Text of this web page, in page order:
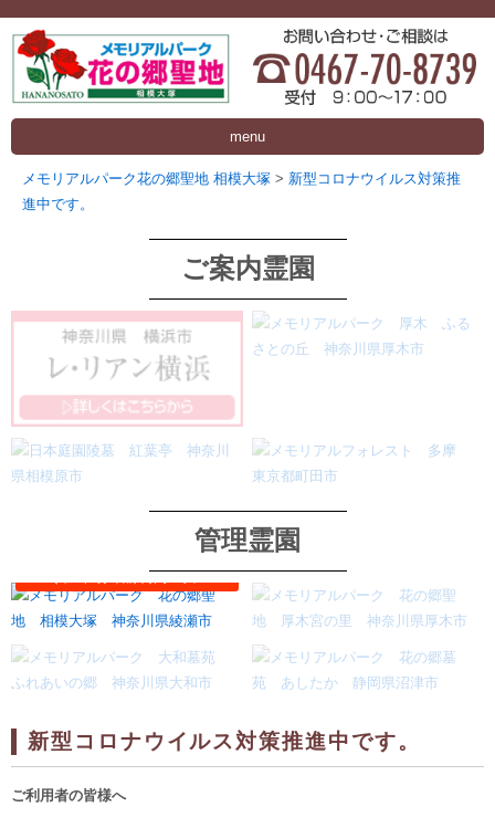
menu
メモリアルパーク花の郷聖地 相模大塚 > 新型コロナウイルス対策推
進中です。
ご案内霊園
管理霊園
新型コロナウイルス対策推進中です。
ご利用者の皆様へ